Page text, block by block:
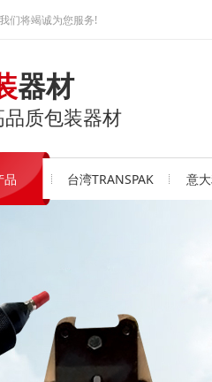
们将竭诚为您服务!
器材
质包装器材
品 台湾TRANSPAK 意